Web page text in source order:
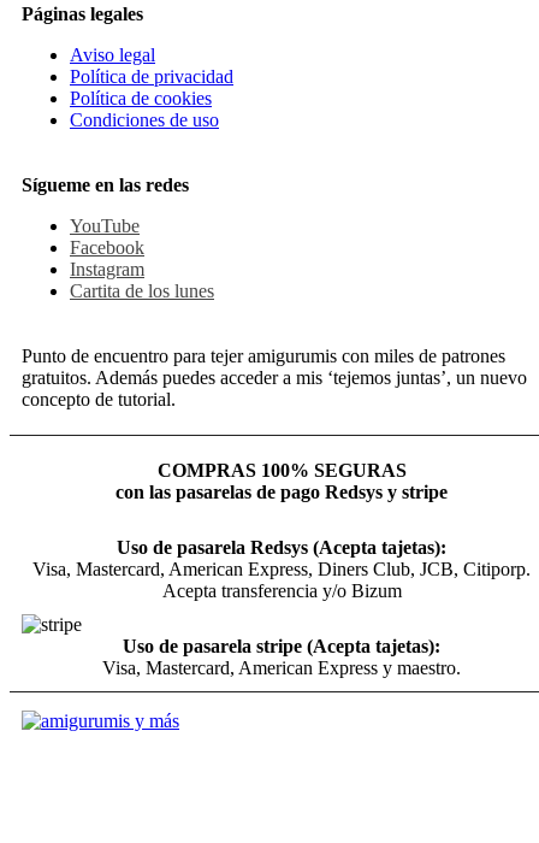
Páginas legales
Aviso legal
Política de privacidad
Política de cookies
Condiciones de uso
Sígueme en las redes
YouTube
Facebook
Instagram
Cartita de los lunes
Punto de encuentro para tejer amigurumis con miles de patrones
gratuitos. Además puedes acceder a mis ‘tejemos juntas’, un nuevo
concepto de tutorial.
COMPRAS 100% SEGURAS
con las pasarelas de pago Redsys y stripe
Uso de pasarela Redsys (Acepta tajetas):
Visa, Mastercard, American Express, Diners Club, JCB, Citiporp.
Acepta transferencia y/o Bizum
Uso de pasarela stripe (Acepta tajetas):
Visa, Mastercard, American Express y maestro.